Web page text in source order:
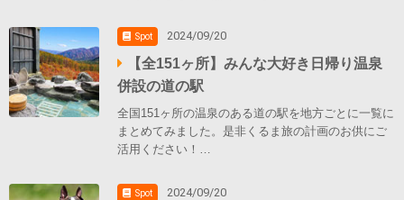
Spot 2024/09/20
【全151ヶ所】みんな大好き日帰り温泉
併設の道の駅
全国151ヶ所の温泉のある道の駅を地方ごとに一覧に
まとめてみました。是非くるま旅の計画のお供にご
活用ください！…
Spot 2024/09/20